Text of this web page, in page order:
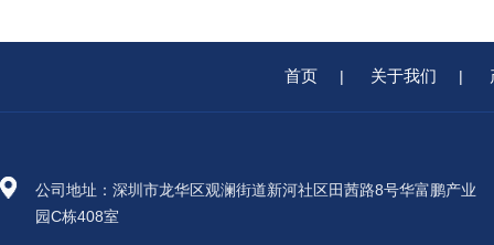
首页 | 关于我们 |
公司地址：深圳市龙华区观澜街道新河社区田茜路8号华富鹏产业
园C栋408室